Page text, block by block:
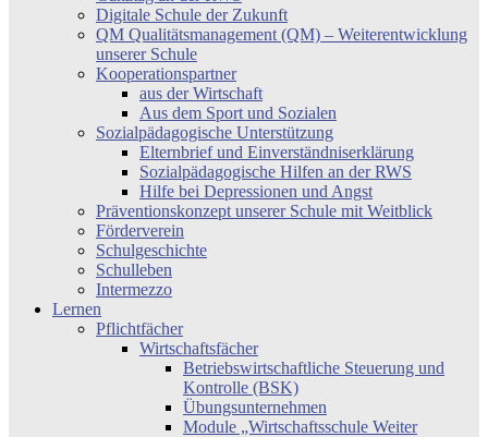
Digitale Schule der Zukunft
QM Qualitätsmanagement (QM) – Weiterentwicklung
unserer Schule
Kooperationspartner
aus der Wirtschaft
Aus dem Sport und Sozialen
Sozialpädagogische Unterstützung
Elternbrief und Einverständniserklärung
Sozialpädagogische Hilfen an der RWS
Hilfe bei Depressionen und Angst
Präventionskonzept unserer Schule mit Weitblick
Förderverein
Schulgeschichte
Schulleben
Intermezzo
Lernen
Pflichtfächer
Wirtschaftsfächer
Betriebswirtschaftliche Steuerung und
Kontrolle (BSK)
Übungsunternehmen
Module „Wirtschaftsschule Weiter